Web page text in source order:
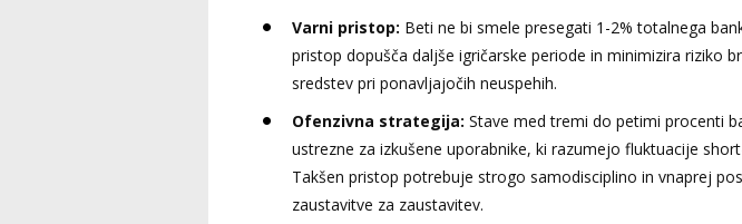
Varni pristop: Beti ne bi smele presegati 1-2% totalnega
pristop dopušča daljše igričarske periode in minimizira riziko
sredstev pri ponavljajočih neuspehih.
Ofenzivna strategija: Stave med tremi do petimi procenti
ustrezne za izkušene uporabnike, ki razumejo fluktuacije
Takšen pristop potrebuje strogo samodisciplino in vnaprej
zaustavitve za zaustavitev.